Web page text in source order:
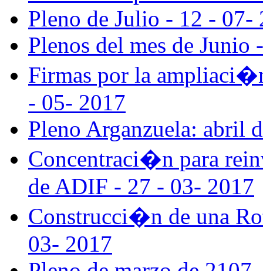
Pleno de Julio - 12 - 07-
Plenos del mes de Junio
Firmas por la
- 05- 2017
Pleno Arganzuela: abril
Concentraci�n para
de ADIF - 27 - 03- 2017
Construcci�n de una
03- 2017